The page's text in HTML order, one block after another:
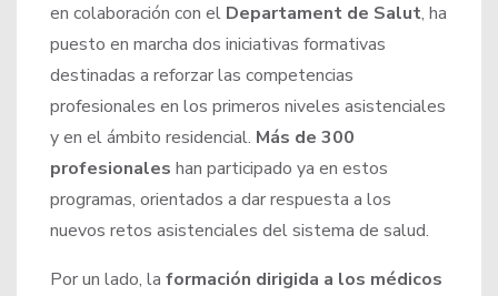
en colaboración con el Departament de Salut, ha
puesto en marcha dos iniciativas formativas
destinadas a reforzar las competencias
profesionales en los primeros niveles asistenciales
y en el ámbito residencial. Más de 300
profesionales han participado ya en estos
programas, orientados a dar respuesta a los
nuevos retos asistenciales del sistema de salud.
Por un lado, la formación dirigida a los médicos